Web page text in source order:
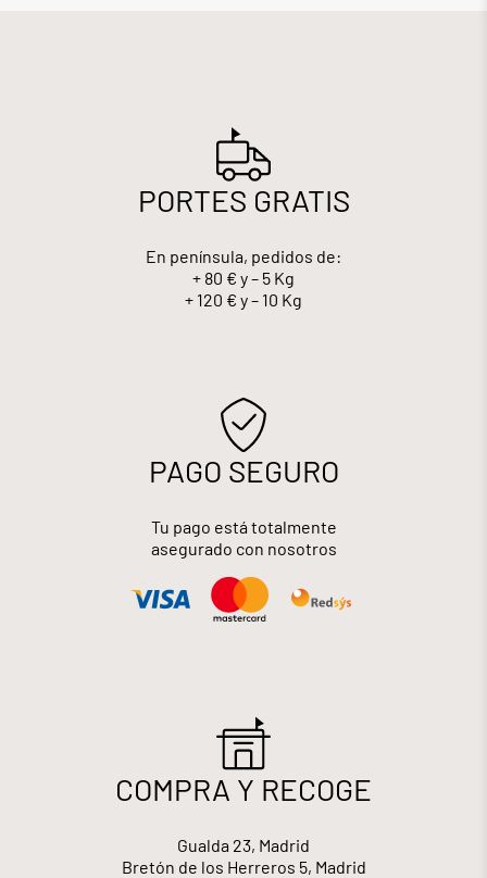
PORTES GRATIS
En península, pedidos de:
+ 80 € y – 5 Kg
+ 120 € y – 10 Kg
PAGO SEGURO
Tu pago está totalmente
asegurado con nosotros
COMPRA Y RECOGE
Gualda 23, Madrid
Bretón de los Herreros 5, Madrid